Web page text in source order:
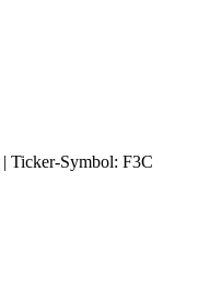
| Ticker-Symbol: F3C